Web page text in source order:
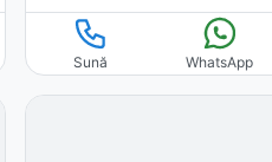
Sună WhatsApp